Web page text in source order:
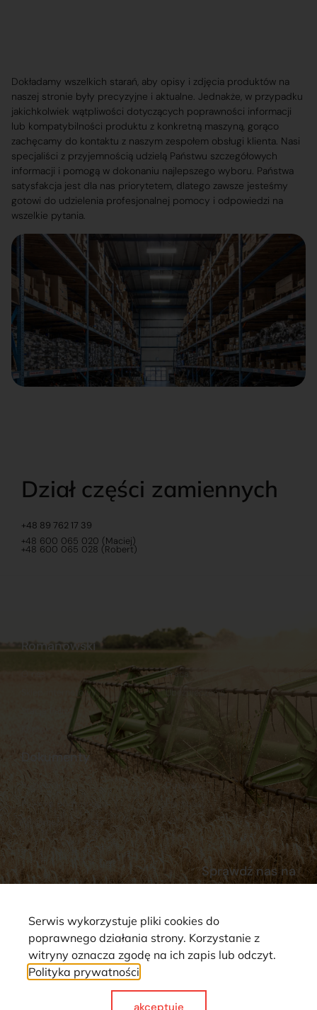
Dokładamy wszelkich starań, aby opisy i zdjęcia produktów na
naszej stronie były precyzyjne i aktualne. Jednakże, w przypadku
jakichkolwiek wątpliwości dotyczących poprawności informacji
lub kompatybilności produktu z konkretną maszyną, gorąco
zachęcamy do kontaktu z naszym zespołem obsługi klienta. Nasi
specjaliści z przyjemnością udzielą Państwu szczegółowych
informacji i pomogą w dokonaniu najlepszego wyboru. Państwa
satysfakcja jest dla nas priorytetem, dlatego zawsze jesteśmy
gotowi do udzielenia profesjonalnej pomocy i odpowiedzi na
wszelkie pytania.
Dział części zamiennych
+48 89 762 17 39
+48 600 065 020 (Maciej)
+48 600 065 028 (Robert)
Dokumenty
Regulamin
Polityka prywatności
Reklamacje i zwroty
Dostawy
Płatności
Romanowski
Sklep internetowy
Praca
Ubezpieczenia
Sprawdź nas na
Strona wykorzystuje pliki cookie. Wszystkie prawa zastrzeżone ©
Serwis wykorzystuje pliki cookies do
poprawnego działania strony. Korzystanie z
witryny oznacza zgodę na ich zapis lub odczyt.
Polityka prywatności
akceptuje